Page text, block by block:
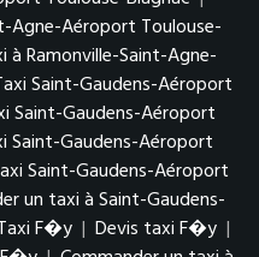
Agne-Aéroport Toulouse-
à Ramonville-Saint-Agne-
Saint-Gaudens-Aéroport
Saint-Gaudens-Aéroport
Saint-Gaudens-Aéroport
Saint-Gaudens-Aéroport
un taxi à Saint-Gaudens-
F�y | Devis taxi F�y |